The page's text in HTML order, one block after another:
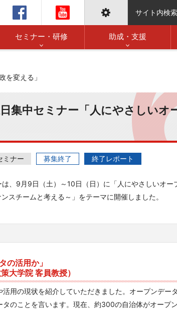
サイト内検索
セミナー・研修 助成・支援
を変える」
集中セミナー「人にやさしいオ
ミナー 募集終了 終了レポート
、9月9日（土）～10日（日）に「人にやさしいオー
スチームと考える～」をテーマに開催しました。
の活用か」
大学院 客員教授）
用の現状を紹介していただきました。オープンデー
のことを言います。現在、約300の自治体がオープ